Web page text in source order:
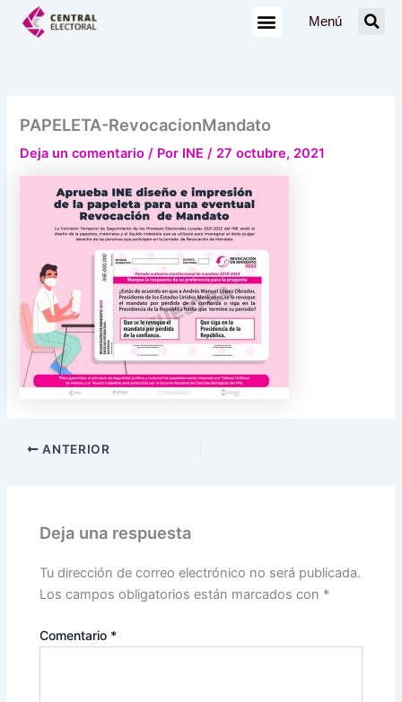
Menú
PAPELETA-RevocacionMandato
Deja un comentario / Por INE/ 27 octubre, 2021
ANTERIOR
Deja una respuesta
Tu dirección de correo electrónico no será publicada.
Los campos obligatorios están marcados con *
Comentario *